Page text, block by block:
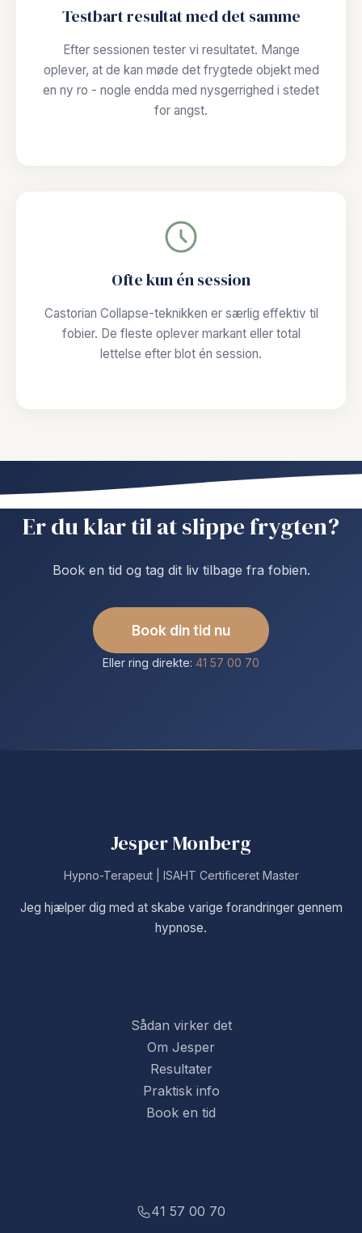
Testbart resultat med det samme
Efter sessionen tester vi resultatet. Mange
oplever, at de kan møde det frygtede objekt med
en ny ro - nogle endda med nysgerrighed i stedet
for angst.
Ofte kun én session
Castorian Collapse-teknikken er særlig effektiv til
fobier. De fleste oplever markant eller total
lettelse efter blot én session.
Er du klar til at slippe frygten?
Book en tid og tag dit liv tilbage fra fobien.
Book din tid nu
Eller ring direkte: 41 57 00 70
Jesper Monberg
Hypno-Terapeut | ISAHT Certificeret Master
Jeg hjælper dig med at skabe varige forandringer gennem
hypnose.
Sådan virker det
Om Jesper
Resultater
Praktisk info
Book en tid
41 57 00 70